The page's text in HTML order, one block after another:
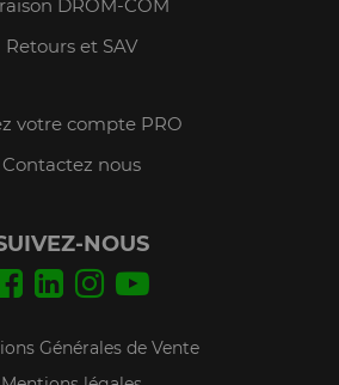
DROM-COM
Retours et SAV
votre compte PRO
Contactez nous
NOUS
Générales de Vente